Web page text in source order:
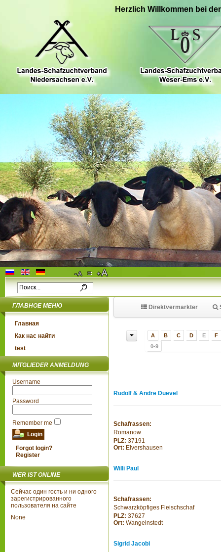
Herzlich Willkommen bei
ГЛАВНОЕ МЕНЮ
Главная
Как нас найти
test
MITGLIEDER ANMELDUNG
Username
Password
Remember me
Forgot login?
Register
WER IST ONLINE
Сейчас один гость и ни одного
зарегистрированного
пользователя на сайте
None
Direktvermarkter
A B C D E
F
0-9
Rudolf & Andre Duevel
Schafrassen:
Romanow
PLZ: 37191
Ort: Elvershausen
Willi Paul
Schafrassen:
Schwarzköpfiges Fleischschaf
PLZ: 37627
Ort: Wangelnstedt
Sigrid Jacobi